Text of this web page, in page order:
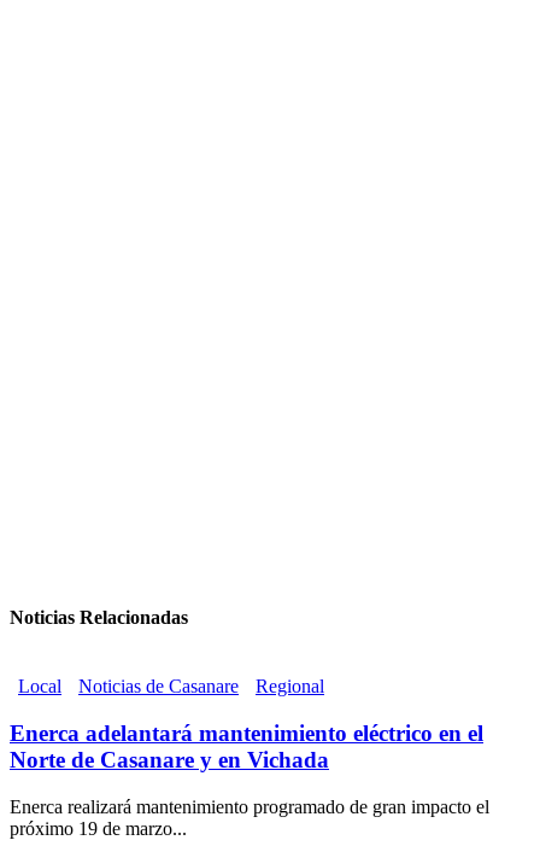
Noticias Relacionadas
Local Noticias de Casanare Regional
Enerca adelantará mantenimiento eléctrico en el
Norte de Casanare y en Vichada
Enerca realizará mantenimiento programado de gran impacto el
próximo 19 de marzo...